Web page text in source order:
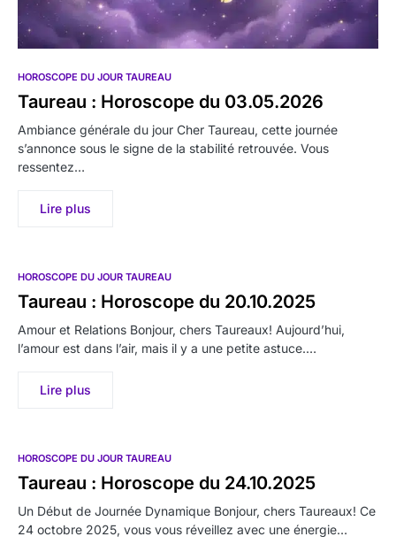
HOROSCOPE DU JOUR TAUREAU
Taureau : Horoscope du 03.05.2026
Ambiance générale du jour Cher Taureau, cette journée
s’annonce sous le signe de la stabilité retrouvée. Vous
ressentez…
Lire plus
HOROSCOPE DU JOUR TAUREAU
Taureau : Horoscope du 20.10.2025
Amour et Relations Bonjour, chers Taureaux! Aujourd’hui,
l’amour est dans l’air, mais il y a une petite astuce.…
Lire plus
HOROSCOPE DU JOUR TAUREAU
Taureau : Horoscope du 24.10.2025
Un Début de Journée Dynamique Bonjour, chers Taureaux! Ce
24 octobre 2025, vous vous réveillez avec une énergie…